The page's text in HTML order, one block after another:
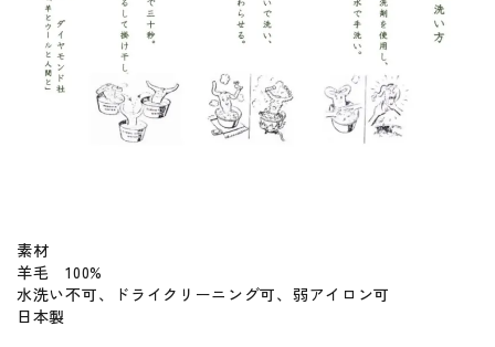
素材
羊毛 100%
水洗い不可、ドライクリーニング可、弱アイロン可
日本製